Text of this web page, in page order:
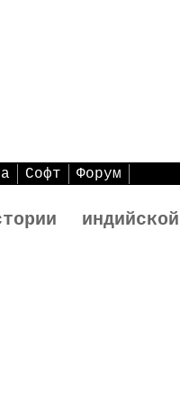
Софт Форум
индийской